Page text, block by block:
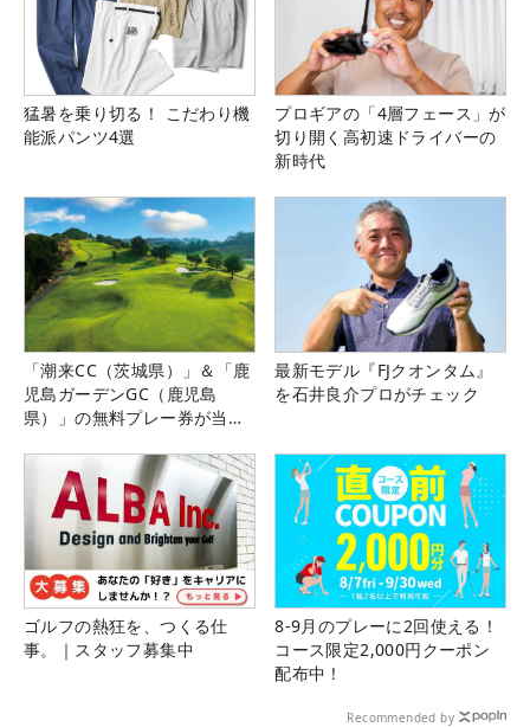
猛暑を乗り切る！ こだわり機
能派パンツ4選
プロギアの「4層フェース」が
切り開く高初速ドライバーの
新時代
「潮来CC（茨城県）」＆「鹿
児島ガーデンGC（鹿児島
県）」の無料プレー券が当た
最新モデル『FJクオンタム』
を石井良介プロがチェック
ゴルフの熱狂を、つくる仕
事。｜スタッフ募集中
8-9月のプレーに2回使える！
コース限定2,000円クーポン
配布中！
Recommended by